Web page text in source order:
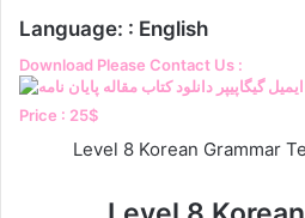
Language: : English
Download Please Contact Us :
Price : 25$